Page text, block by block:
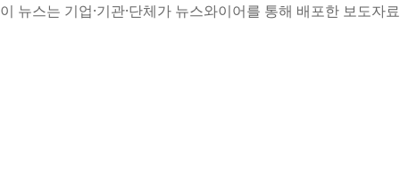
이 뉴스는 기업·기관·단체가 뉴스와이어를 통해 배포한 보도자